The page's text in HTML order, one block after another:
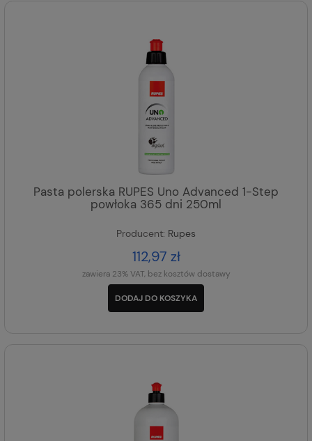
Pasta polerska RUPES Uno Advanced 1-Step
powłoka 365 dni 250ml
Producent: Rupes
112,97 zł
zawiera 23% VAT, bez kosztów dostawy
DODAJ DO KOSZYKA